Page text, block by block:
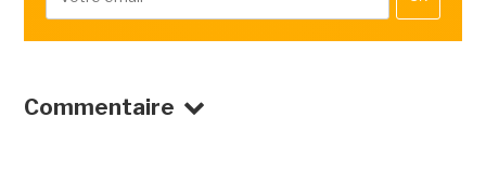
Commentaire